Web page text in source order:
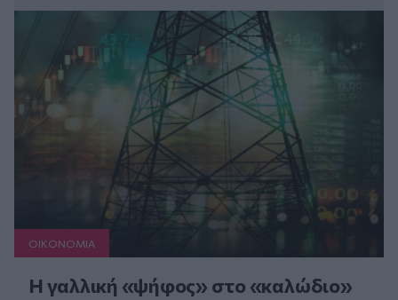
ΟΙΚΟΝΟΜΙΑ
Η γαλλική «ψήφος» στο «καλώδιο»